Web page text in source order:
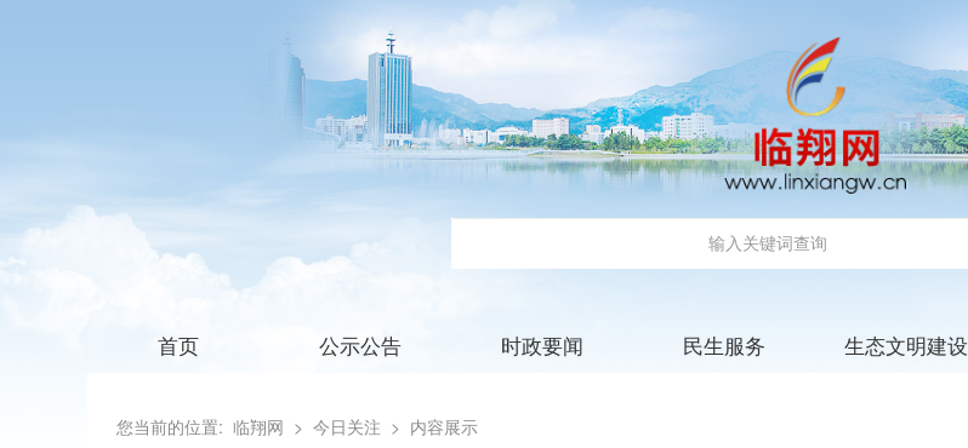
首页 公示公告 时政要闻 民生服务 生态文明建设
您当前的位置: 临翔网 > 今日关注 > 内容展示